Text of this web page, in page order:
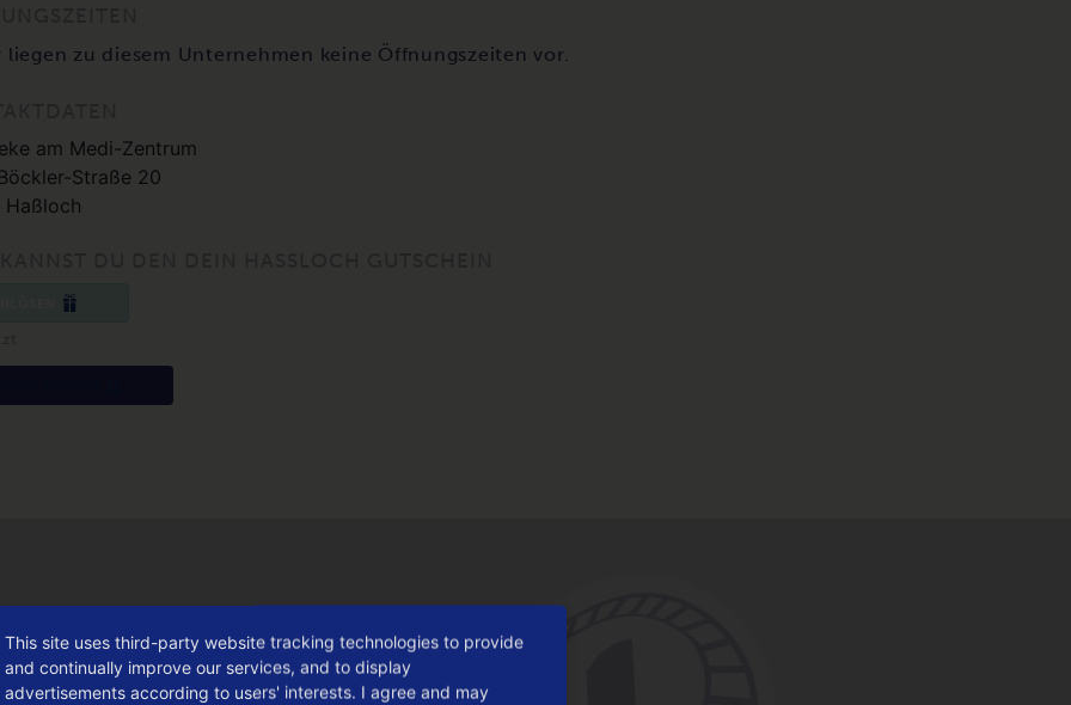
liegen zu diesem Unternehmen keine Öffnungszeiten vor.
am Medi-Zentrum
Straße 20
Haßloch
This site uses third-party website tracking technologies to provide
and continually improve our services, and to display
advertisements according to users' interests. I agree and may